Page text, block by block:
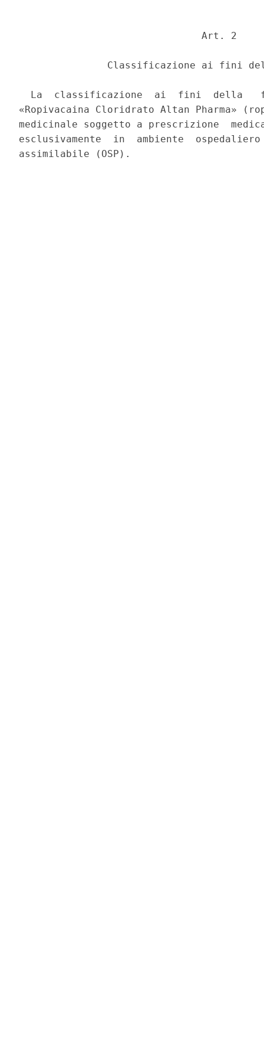
                               Art. 2
Classificazione ai fini
La  classificazione  ai  fini  della
«Ropivacaina Cloridrato Altan Pharma»
medicinale soggetto a prescrizione
esclusivamente  in  ambiente